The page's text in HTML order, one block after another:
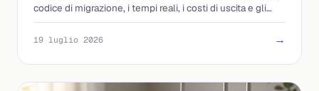
codice di migrazione, i tempi reali, i costi di uscita e gli
errori da evitare. La guida completa.
19 luglio 2026 →